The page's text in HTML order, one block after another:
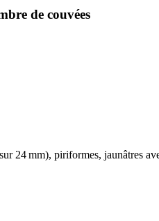
de couvées
24 mm), piriformes, jaunâtres